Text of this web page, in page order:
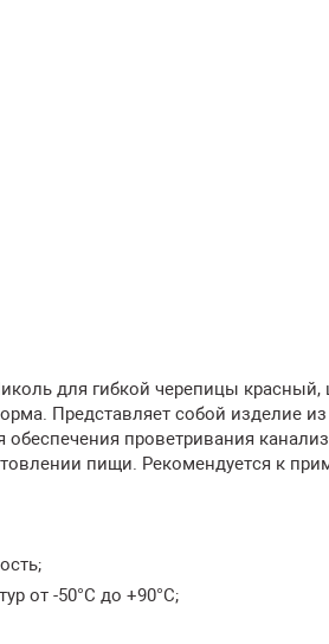
для гибкой черепицы красный,
Представляет собой изделие
проветривания
пищи. Рекомендуется к
от -50°С до +90°С;